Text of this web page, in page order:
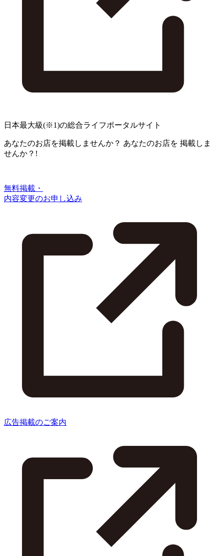
日本最大級(※1)の総合ライフポータルサイト
あなたのお店を掲載しませんか？ あなたのお店を 掲載しま
せんか？!
無料掲載・
内容変更のお申し込み
広告掲載のご案内